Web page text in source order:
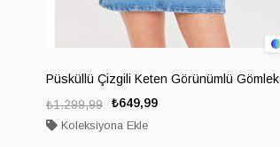
Püsküllü Çizgili Keten Görünümlü Gömlek
₺649,99
₺1.299,99
Koleksiyona Ekle